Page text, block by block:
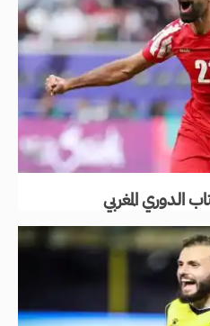
الدوري المغربي